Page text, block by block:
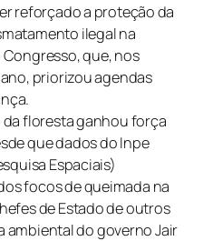
reforçado a proteção da
ilegal na
que, nos
priorizou agendas
floresta ganhou força
que dados do Inpe
Espaciais)
focos de queimada na
de Estado de outros
ambiental do governo Jair